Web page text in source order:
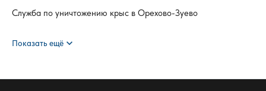
Служба по уничтожению крыс в Орехово-Зуево
Показать ещё expand_more